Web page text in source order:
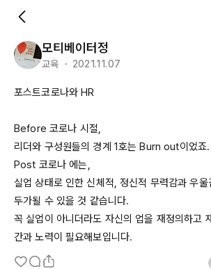
모티베이터정
교육 ・ 2021.11.07
포스트코로나와 HR
Before 코로나 시절,
리더와 구성원들의 경계 1호는 Burn out이었죠
Post 코로나 에는,
실업 상태로 인한 신체적, 정신적 무력감과 우
두가될 수 있을 것 같습니다.
꼭 실업이 아니더라도 자신의 업을 재정의하고
간과 노력이 필요해보입니다.